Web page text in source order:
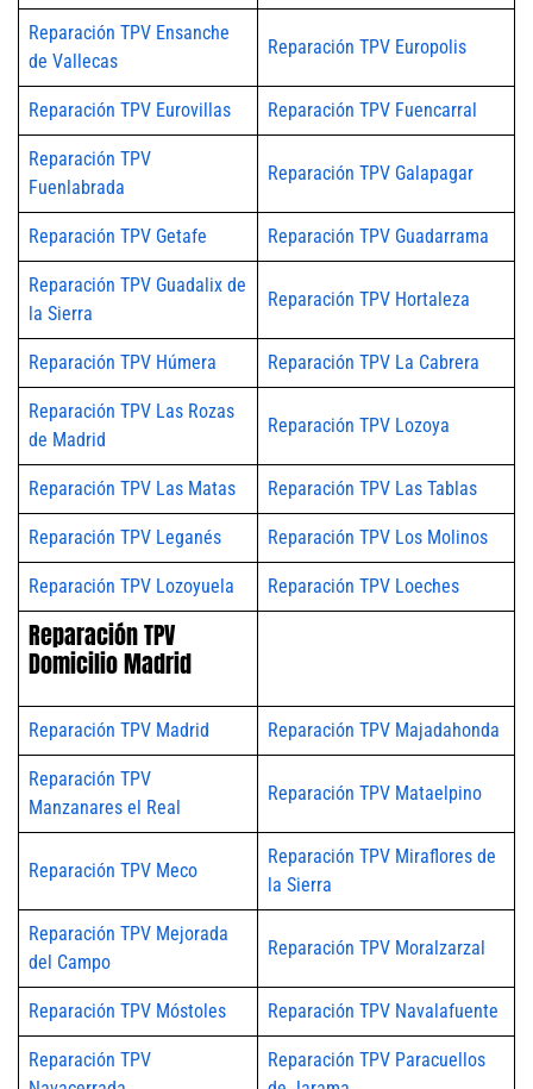
Reparación TPV Ensanche
de Vallecas
Reparación TPV Europolis
Reparación TPV Eurovillas Reparación TPV Fuencarral
Reparación TPV
Fuenlabrada
Reparación TPV Galapagar
Reparación TPV Getafe Reparación TPV Guadarrama
Reparación TPV Guadalix de
la Sierra
Reparación TPV Hortaleza
Reparación TPV Húmera Reparación TPV La Cabrera
Reparación TPV Las Rozas
de Madrid
Reparación TPV Lozoya
Reparación TPV Las Matas Reparación TPV Las Tablas
Reparación TPV Leganés Reparación TPV Los Molinos
Reparación TPV Lozoyuela Reparación TPV Loeches
Reparación TPV
Domicilio Madrid
Reparación TPV Madrid Reparación TPV Majadahonda
Reparación TPV
Manzanares el Real
Reparación TPV Mataelpino
Reparación TPV Meco
Reparación TPV Miraflores de
la Sierra
Reparación TPV Mejorada
del Campo
Reparación TPV Moralzarzal
Reparación TPV Móstoles Reparación TPV Navalafuente
Reparación TPV
Reparación TPV Paracuellos